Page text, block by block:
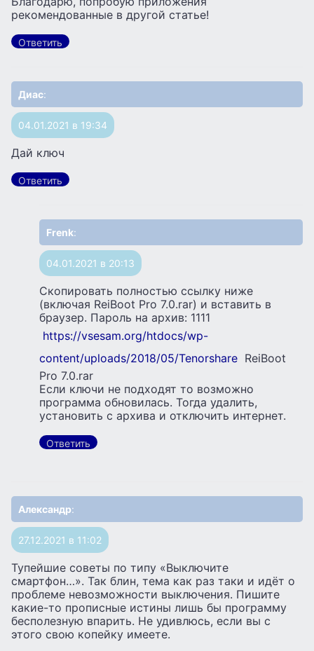
рекомендованные в другой статье!
Ответить
Диас:
04.01.2021 в 19:34
Дай ключ
Ответить
Frenk:
04.01.2021 в 20:13
Скопировать полностью ссылку ниже
(включая ReiBoot Pro 7.0.rar) и вставить в
браузер. Пароль на архив: 1111
https://vsesam.org/htdocs/wp-
content/uploads/2018/05/Tenorshare ReiBoot
Pro 7.0.rar
Если ключи не подходят то возможно
программа обновилась. Тогда удалить,
установить с архива и отключить интернет.
Ответить
Александр:
27.12.2021 в 11:02
Тупейшие советы по типу «Выключите
смартфон…». Так блин, тема как раз таки и идёт о
проблеме невозможности выключения. Пишите
какие-то прописные истины лишь бы программу
бесполезную впарить. Не удивлюсь, если вы с
этого свою копейку имеете.